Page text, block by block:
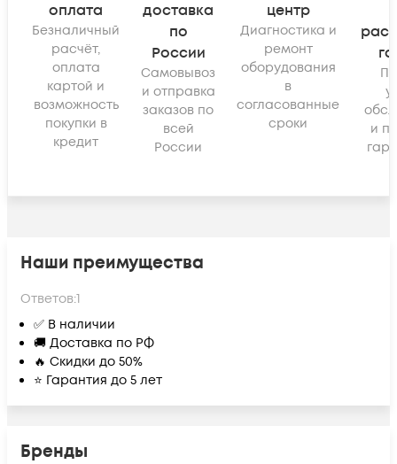
оплата
Безналичный
расчёт,
оплата
картой и
возможность
покупки в
кредит
доставка
по
России
Самовывоз
и отправка
заказов по
всей
России
центр
Диагностика и
ремонт
оборудования
в
согласованные
сроки
и
Наши преимущества
Ответов:1
✅ В наличии
🚚 Доставка по РФ
🔥 Скидки до 50%
⭐ Гарантия до 5 лет
Бренды